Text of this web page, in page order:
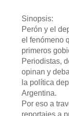
Sinopsis:
Perón y el
el fenómeno
primeros
Periodistas,
opinan y
la política
Argentina.
Por eso a
reportajes a